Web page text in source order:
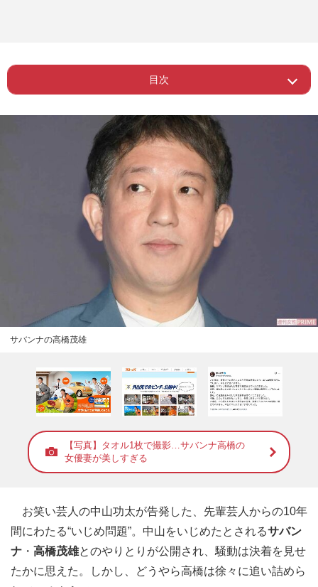
目次
Page 1 ー パンサー尾形の“嫌いな芸人”にも波及
ー 不祥事で一気に仕事を失う芸能人
サバンナの高橋茂雄
【写真】タオル1枚で撮影…サバンナ高橋の
女優妻が美しすぎる
お笑い芸人の中山功太が告発した、先輩芸人からの10年
間にわたる“いじめ問題”。中山をいじめたとされるサバン
ナ ・ 高橋茂雄とのやりとりが公開され、騒動は決着を見せ
たかに思えた。しかし、どうやら高橋は徐々に追い詰めら